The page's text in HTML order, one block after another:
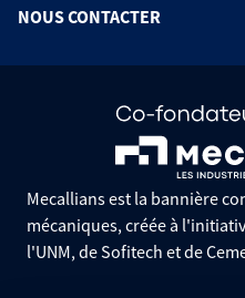
NOUS CONTACTER
Mecallians est la bannière
mécaniques, créée à
l'UNM, de Sofitech et de